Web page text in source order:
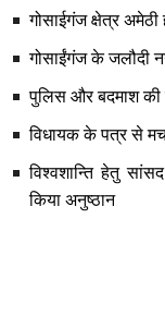
गोसाईगंज क्षेत्र
गोसाईंगंज के जलौदी
पुलिस और बदमाश की
विधायक के पत्र से
विश्वशान्ति हेतु
किया अनुष्ठान